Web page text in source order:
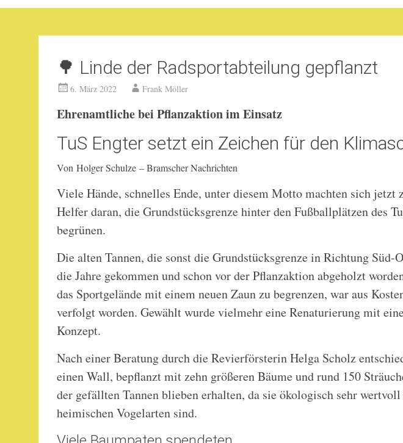
🌳 Linde der Radsportabteilung gepflanzt
6. März 2022 Frank Möller
Ehrenamtliche bei Pflanzaktion im Einsatz
TuS Engter setzt ein Zeichen für den
Von Holger Schulze – Bramscher Nachrichten
Viele Hände, schnelles Ende, unter diesem Motto machten sich
Helfer daran, die Grundstücksgrenze hinter den Fußballplätzen des
begrünen.
Die alten Tannen, die sonst die Grundstücksgrenze in Richtung Süd-
die Jahre gekommen und schon vor der Pflanzaktion abgeholzt
das Sportgelände mit einem neuen Zaun zu begrenzen, war aus
verfolgt worden. Gewählt wurde vielmehr eine Renaturierung mit
Konzept.
Nach einer Beratung durch die Revierförsterin Helga Scholz
einen Wall, bepflanzt mit zehn größeren Bäume und rund 150
der gefällten Tannen blieben erhalten, da sie ökologisch sehr
heimischen Vogelarten sind.